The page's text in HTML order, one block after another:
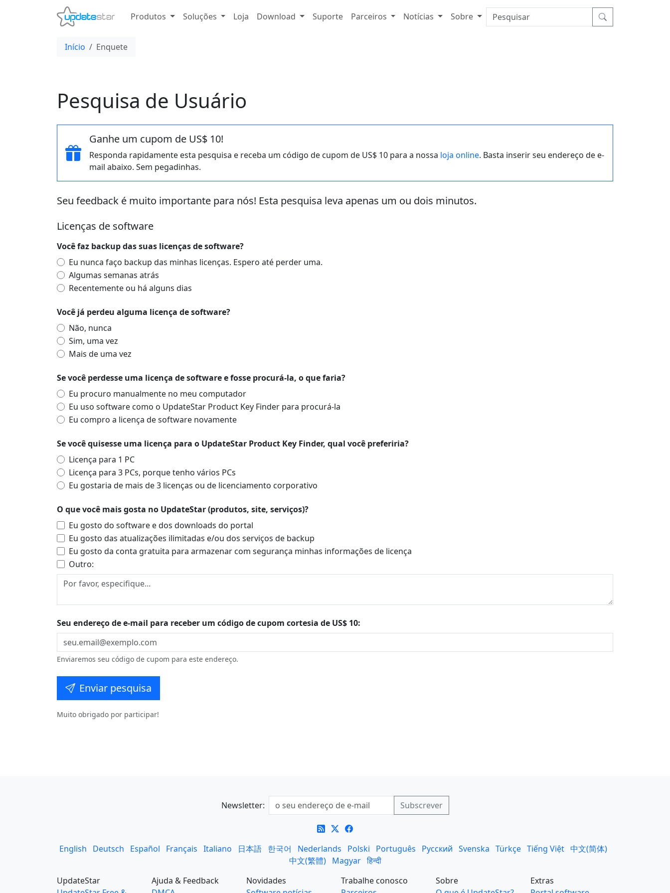
Produtos Soluções Loja Download Suporte Parceiros Notícias Sobre
Início Enquete
Pesquisa de Usuário
Ganhe um cupom de US$ 10!
Responda rapidamente esta pesquisa e receba um código de cupom de US$ 10 para a nossa loja online. Basta inserir seu endereço de e-
mail abaixo. Sem pegadinhas.
Seu feedback é muito importante para nós! Esta pesquisa leva apenas um ou dois minutos.
Licenças de software
Você faz backup das suas licenças de software?
Eu nunca faço backup das minhas licenças. Espero até perder uma.
Algumas semanas atrás
Recentemente ou há alguns dias
Você já perdeu alguma licença de software?
Não, nunca
Sim, uma vez
Mais de uma vez
Se você perdesse uma licença de software e fosse procurá-la, o que faria?
Eu procuro manualmente no meu computador
Eu uso software como o UpdateStar Product Key Finder para procurá-la
Eu compro a licença de software novamente
Se você quisesse uma licença para o UpdateStar Product Key Finder, qual você preferiria?
Licença para 1 PC
Licença para 3 PCs, porque tenho vários PCs
Eu gostaria de mais de 3 licenças ou de licenciamento corporativo
O que você mais gosta no UpdateStar (produtos, site, serviços)?
Eu gosto do software e dos downloads do portal
Eu gosto das atualizações ilimitadas e/ou dos serviços de backup
Eu gosto da conta gratuita para armazenar com segurança minhas informações de licença
Outro:
Seu endereço de e-mail para receber um código de cupom cortesia de US$ 10:
Enviaremos seu código de cupom para este endereço.
Enviar pesquisa
Muito obrigado por participar!
Newsletter:
English Deutsch Español Français Italiano 日本語 한국어 Nederlands Polski Português Русский Svenska Türkçe Tiếng Việt 中文(简体)
中文(繁體)
Magyar हिन्दी
UpdateStar
Ajuda & Feedback
Novidades
Trabalhe conosco
Sobre
Extras